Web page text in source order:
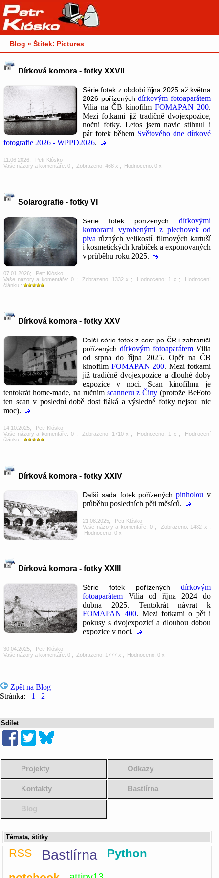
Blog » Štítek: Pictures
Dírková komora - fotky XXVII
Série fotek z období října 2025 až května
2026 pořízenýchdírkovým fotoaparátem
Vilia na ČB kinofilm FOMAPAN 200.
Mezi fotkami již tradičně dvojexpozice,
noční fotky. Letos jsem navíc stihnul i
pár fotek během Světového dne dírkové
fotografie 2026 - WPPD2026.
11.06.2026; Petr Klósko
Vaše názory a komentáře: 0 ; Zobrazeno: 468 x ; Hodnoceno: 0 x
Solarografie - fotky VI
Série fotek pořízených dírkovými
komorami vyrobenými z plechovek od
piva různých velikostí, filmových kartuší
i kosmetických krabiček a exponovaných
v průběhu roku 2025.
07.01.2026; Petr Klósko
Vaše názory a komentáře: 0; Zobrazeno: 1332 x ; Hodnoceno: 1 x ; Hodnocení
článku :
Dírková komora - fotky XXV
Další série fotek z cest po ČR i zahraničí
pořízenýchdírkovým fotoaparátemVilia
od srpna do října 2025. Opět na ČB
kinofilm FOMAPAN 200. Mezi fotkami
již tradičně dvojexpozice a dlouhé doby
expozice v noci. Scan kinofilmu je
tentokrát home-made, na ručním scanneru z Číny (protože BeFoto
ten scan v poslední době dost fláká a výsledné fotky nejsou nic
moc).
14.10.2025; Petr Klósko
Vaše názory a komentáře: 0; Zobrazeno: 1710 x ; Hodnoceno: 1 x ; Hodnocení
článku :
Dírková komora - fotky XXIV
Další sada fotek pořízenýchpinholou v
průběhu posledních pěti měsíců.
21.08.2025; Petr Klósko
Vaše názory a komentáře: 0 ; Zobrazeno: 1482 x ;
Hodnoceno: 0 x
Dírková komora - fotky XXIII
Série fotek pořízených dírkovým
fotoaparátem Vilia od října 2024 do
dubna 2025. Tentokrát návrat k
FOMAPAN 400. Mezi fotkami o pět i
pokusy s dvojexpozicí a dlouhou dobou
expozice v noci.
30.04.2025; Petr Klósko
Vaše názory a komentáře: 0 ; Zobrazeno: 1777 x ; Hodnoceno: 0 x
Zpět na Blog
Stránka:
1 2
Sdílet
Projekty Odkazy
Kontakty Bastlírna
Blog
Témata, štítky
RSS Bastlírna Python